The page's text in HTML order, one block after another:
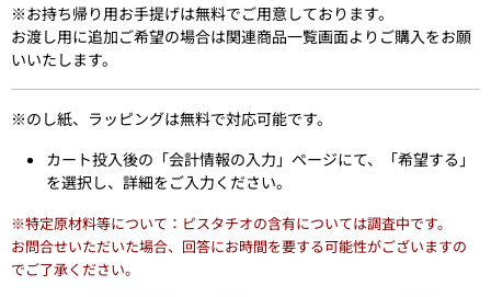
※お持ち帰り用お手提げは無料でご用意しております。
お渡し用に追加ご希望の場合は関連商品一覧画面よりご購入をお願
いいたします。
※のし紙、ラッピングは無料で対応可能です。
カート投入後の「会計情報の入力」ページにて、「希望する」
を選択し、詳細をご入力ください。
※特定原材料等について：ピスタチオの含有については調査中です。
お問合せいただいた場合、回答にお時間を要する可能性がございますの
でご了承ください。